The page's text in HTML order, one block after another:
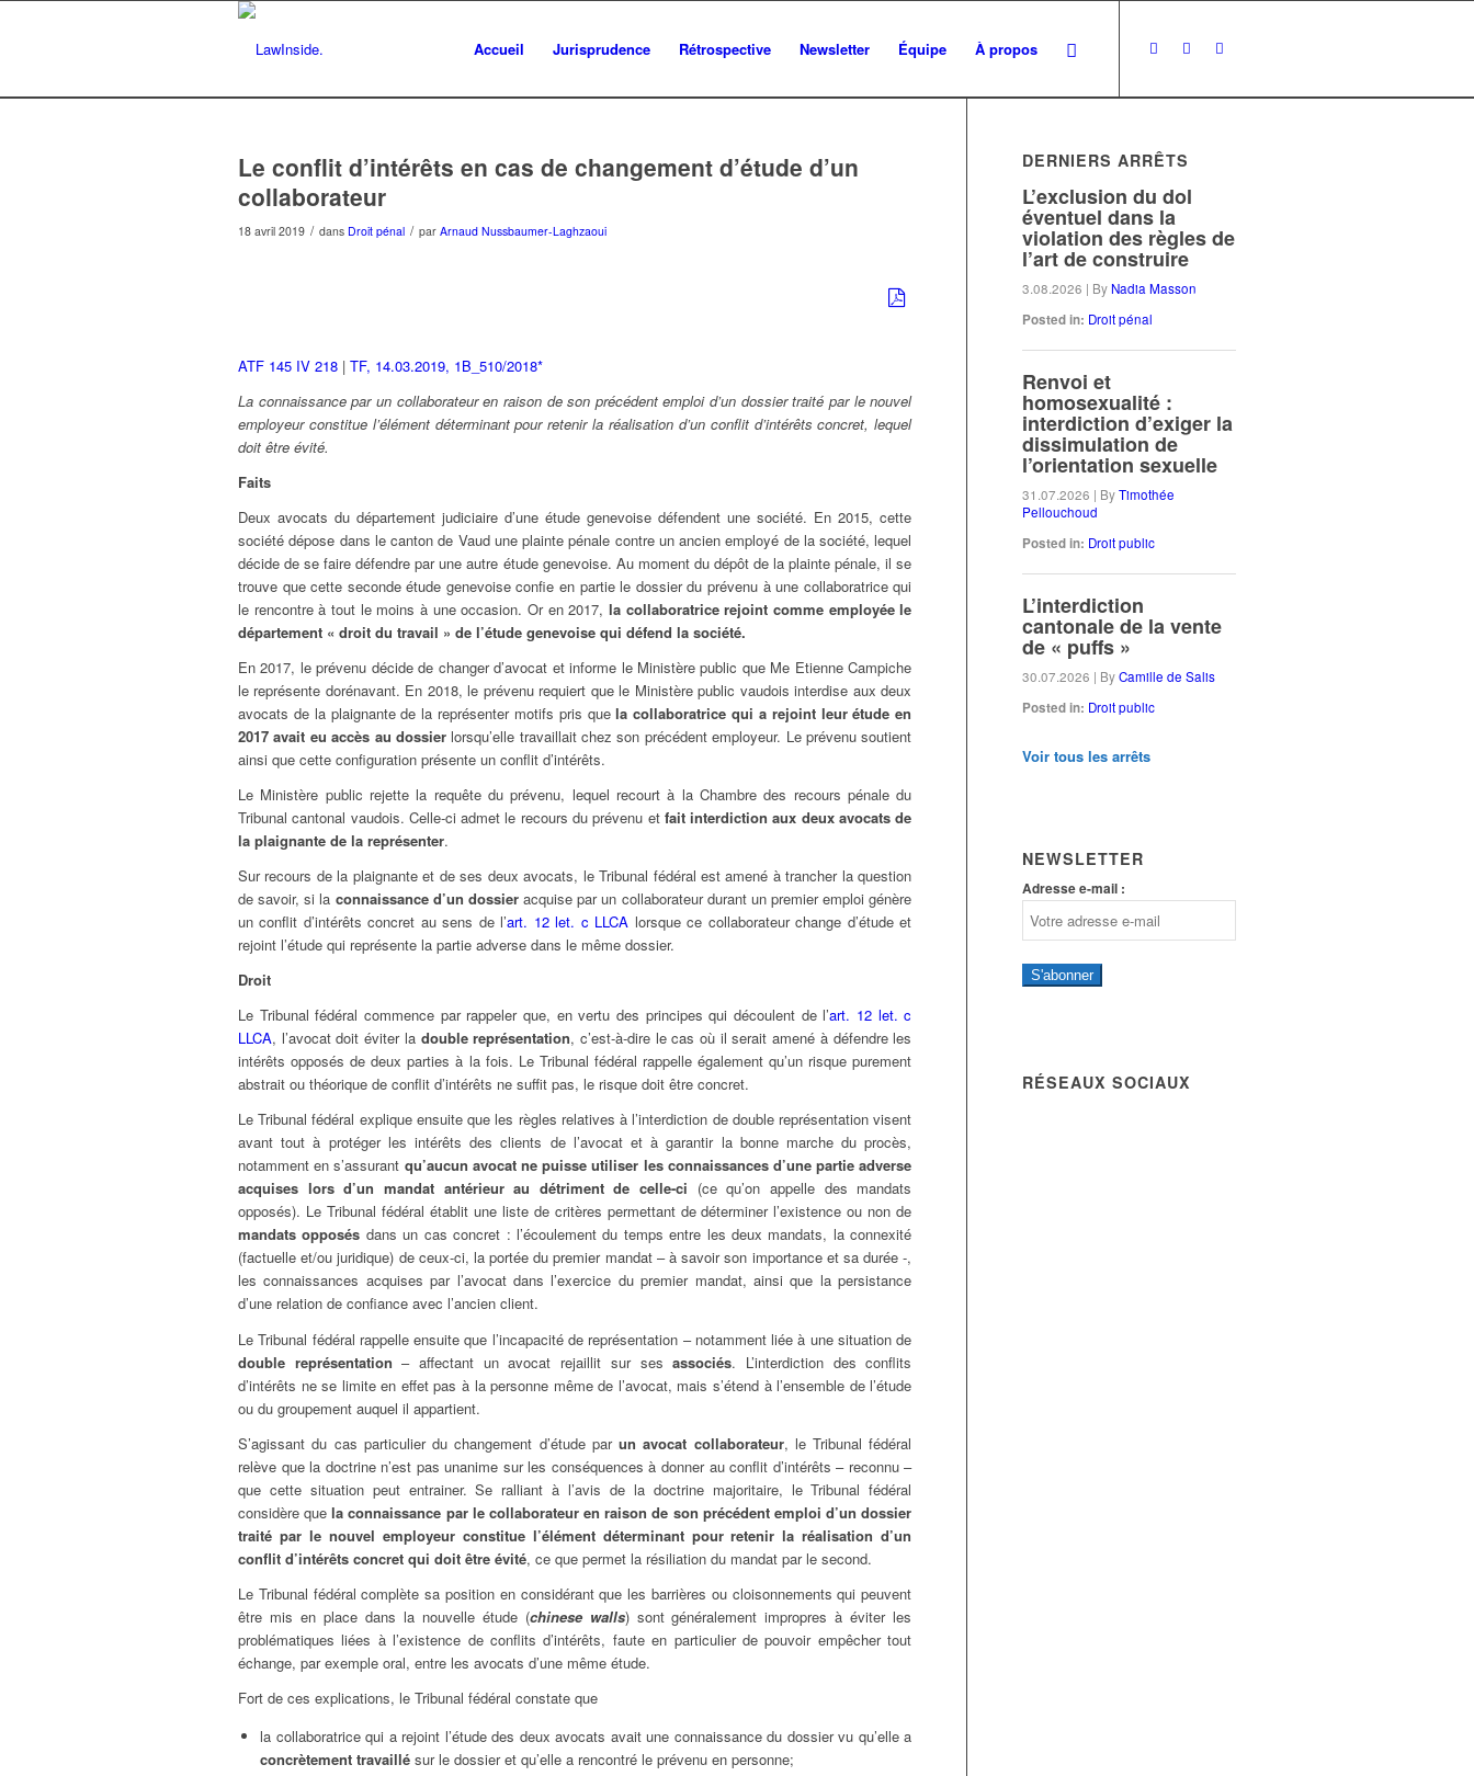
Accueil Jurisprudence Rétrospective Newsletter Équipe À propos
Le conflit d’intérêts en cas de changement d’étude d’un
collaborateur
18 avril 2019 / dans Droit pénal / par Arnaud Nussbaumer-Laghzaoui
ATF 145 IV 218 | TF, 14.03.2019, 1B_510/2018*
La connaissance par un collaborateur en raison de son précédent emploi d’un dossier traité par le nouvel
employeur constitue l’élément déterminant pour retenir la réalisation d’un conflit d’intérêts concret, lequel
doit être évité.
Faits
Deux avocats du département judiciaire d’une étude genevoise défendent une société. En 2015, cette
société dépose dans le canton de Vaud une plainte pénale contre un ancien employé de la société, lequel
décide de se faire défendre par une autre étude genevoise. Au moment du dépôt de la plainte pénale, il se
trouve que cette seconde étude genevoise confie en partie le dossier du prévenu à une collaboratrice qui
le rencontre à tout le moins à une occasion. Or en 2017, la collaboratrice rejoint comme employée le
département « droit du travail » de l’étude genevoise qui défend la société.
En 2017, le prévenu décide de changer d’avocat et informe le Ministère public que Me Etienne Campiche
le représente dorénavant. En 2018, le prévenu requiert que le Ministère public vaudois interdise aux deux
avocats de la plaignante de la représenter motifs pris quela collaboratrice qui a rejoint leur étude en
2017 avait eu accès au dossierlorsqu’elle travaillait chez son précédent employeur. Le prévenu soutient
ainsi que cette configuration présente un conflit d’intérêts.
Le Ministère public rejette la requête du prévenu, lequel recourt à la Chambre des recours pénale du
Tribunal cantonal vaudois. Celle-ci admet le recours du prévenu et fait interdiction aux deux avocats de
la plaignante de la représenter.
Sur recours de la plaignante et de ses deux avocats, le Tribunal fédéral est amené à trancher la question
de savoir, si la connaissance d’un dossieracquise par un collaborateur durant un premier emploi génère
un conflit d’intérêts concret au sens de l’art. 12 let. c LLCA lorsque ce collaborateur change d’étude et
rejoint l’étude qui représente la partie adverse dans le même dossier.
Droit
Le Tribunal fédéral commence par rappeler que, en vertu des principes qui découlent de l’art. 12 let. c
LLCA, l’avocat doit éviter la double représentation, c’est-à-dire le cas où il serait amené à défendre les
intérêts opposés de deux parties à la fois. Le Tribunal fédéral rappelle également qu’un risque purement
abstrait ou théorique de conflit d’intérêts ne suffit pas, le risque doit être concret.
Le Tribunal fédéral explique ensuite que les règles relatives à l’interdiction de double représentation visent
avant tout à protéger les intérêts des clients de l’avocat et à garantir la bonne marche du procès,
notamment en s’assurant qu’aucun avocat ne puisse utiliser les connaissances d’une partie adverse
acquises lors d’un mandat antérieur au détriment de celle-ci (ce qu’on appelle des mandats
opposés). Le Tribunal fédéral établit une liste de critères permettant de déterminer l’existence ou non de
mandats opposés dans un cas concret : l’écoulement du temps entre les deux mandats, la connexité
(factuelle et/ou juridique) de ceux-ci, la portée du premier mandat – à savoir son importance et sa durée -,
les connaissances acquises par l’avocat dans l’exercice du premier mandat, ainsi que la persistance
d’une relation de confiance avec l’ancien client.
Le Tribunal fédéral rappelle ensuite que l’incapacité de représentation – notamment liée à une situation de
double représentation – affectant un avocat rejaillit sur sesassociés. L’interdiction des conflits
d’intérêts ne se limite en effet pas à la personne même de l’avocat, mais s’étend à l’ensemble de l’étude
ou du groupement auquel il appartient.
S’agissant du cas particulier du changement d’étude parun avocat collaborateur, le Tribunal fédéral
relève que la doctrine n’est pas unanime sur les conséquences à donner au conflit d’intérêts – reconnu –
que cette situation peut entrainer. Se ralliant à l’avis de la doctrine majoritaire, le Tribunal fédéral
considère quela connaissance par le collaborateur en raison de son précédent emploi d’un dossier
traité par le nouvel employeur constitue l’élément déterminant pour retenir la réalisation d’un
conflit d’intérêts concret qui doit être évité, ce que permet la résiliation du mandat par le second.
Le Tribunal fédéral complète sa position en considérant que les barrières ou cloisonnements qui peuvent
être mis en place dans la nouvelle étude (chinese walls) sont généralement impropres à éviter les
problématiques liées à l’existence de conflits d’intérêts, faute en particulier de pouvoir empêcher tout
échange, par exemple oral, entre les avocats d’une même étude.
Fort de ces explications, le Tribunal fédéral constate que
la collaboratrice qui a rejoint l’étude des deux avocats avait une connaissance du dossier vu qu’elle a
concrètement travaillé sur le dossier et qu’elle a rencontré le prévenu en personne;
DERNIERS ARRÊTS
L’exclusion du dol
éventuel dans la
violation des règles de
l’art de construire
3.08.2026 | ByNadia Masson
Posted in: Droit pénal
Renvoi et
homosexualité :
interdiction d’exiger la
dissimulation de
l’orientation sexuelle
31.07.2026 | ByTimothée
Pellouchoud
Posted in: Droit public
L’interdiction
cantonale de la vente
de « puffs »
30.07.2026 | ByCamille de Salis
Posted in: Droit public
Voir tous les arrêts
NEWSLETTER
Adresse e-mail :
S'abonner
RÉSEAUX SOCIAUX